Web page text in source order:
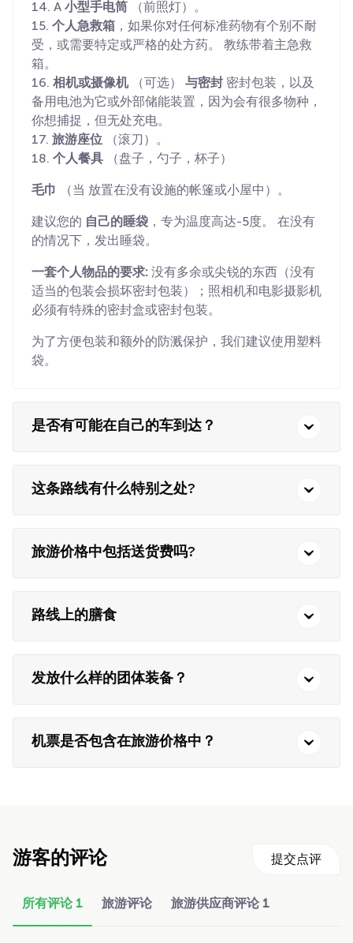
14. A 小型手电筒 （前照灯）。
15. 个人急救箱 ，如果你对任何标准药物有个别不耐
受，或需要特定或严格的处方药。 教练带着主急救
箱。
16. 相机或摄像机（可选） 与密封 密封包装，以及
备用电池为它或外部储能装置，因为会有很多物种，
你想捕捉，但无处充电。
17. 旅游座位 （滚刀）。
18. 个人餐具 （盘子，勺子，杯子）
毛巾 （当 放置在没有设施的帐篷或小屋中）。
建议您的 自己的睡袋 ，专为温度高达-5度。 在没有
的情况下，发出睡袋。
一套个人物品的要求: 没有多余或尖锐的东西（没有
适当的包装会损坏密封包装）；照相机和电影摄影机
必须有特殊的密封盒或密封包装。
为了方便包装和额外的防溅保护，我们建议使用塑料
袋。
是否有可能在自己的车到达？
这条路线有什么特别之处?
旅游价格中包括送货费吗?
路线上的膳食
发放什么样的团体装备？
机票是否包含在旅游价格中？
游客的评论 提交点评
所有评论 1 旅游评论 旅游供应商评论 1